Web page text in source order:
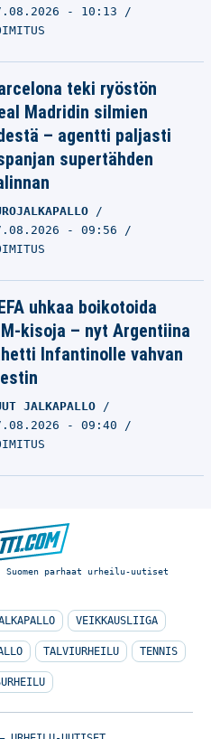
- 10:13
teki ryöstön
Madridin silmien
– agentti paljasti
supertähden
- 09:56
uhkaa boikotoida
kisoja – nyt Argentiina
Infantinolle vahvan
JALKAPALLO
- 09:40
parhaat urheilu-uutiset
VEIKKAUSLIIGA
TALVIURHEILU TENNIS